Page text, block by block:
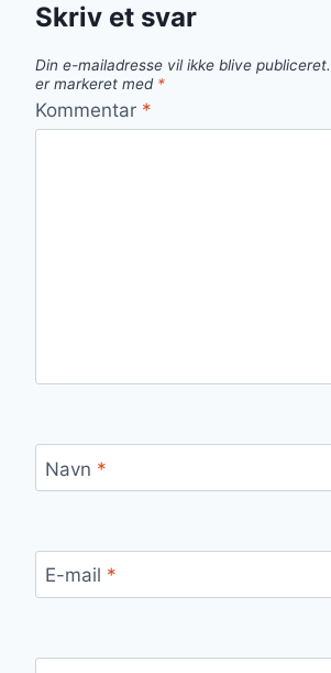
Skriv et svar
Din e-mailadresse vil ikke blive publiceret.
er markeret med *
Kommentar *
Navn *
E-mail *